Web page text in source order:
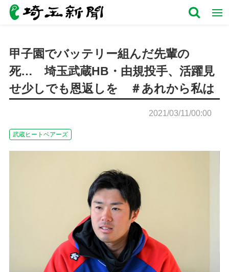
甲子園でバッテリー組んだ先輩の
死… 埼玉武蔵HB・由規投手、活躍見
せ少しでも恩返しを ＃あれから私は
2021/03/11/00:00
武蔵ヒートベアーズ